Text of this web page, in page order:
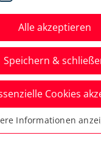
Alle akzeptieren
Speichern &
Cookies
werden für
Informationen